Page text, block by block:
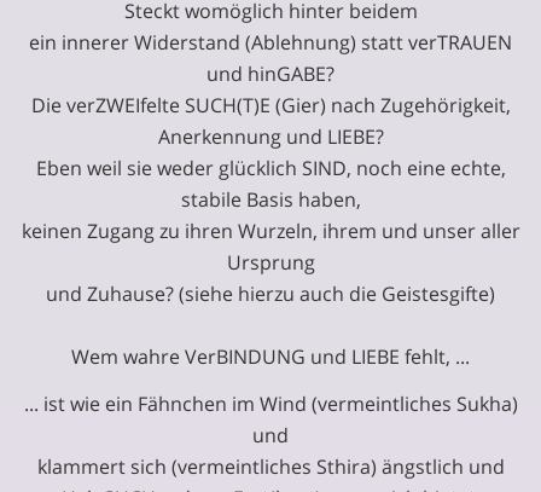
Steckt womöglich hinter beidem
ein innerer Widerstand (Ablehnung) statt verTRAUEN
und hinGABE?
Die verZWEIfelte SUCH(T)E (Gier) nach Zugehörigkeit,
Anerkennung und LIEBE?
Eben weil sie weder glücklich SIND, noch eine echte,
stabile Basis haben,
keinen Zugang zu ihren Wurzeln, ihrem und unser aller
Ursprung
und Zuhause? (siehe hierzu auch die Geistesgifte)
Wem wahre VerBINDUNG und LIEBE fehlt, ...
... ist wie ein Fähnchen im Wind (vermeintliches Sukha)
und
klammert sich (vermeintliches Sthira) ängstlich und